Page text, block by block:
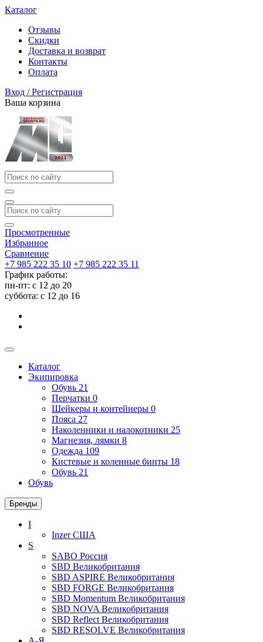
Каталог
Отзывы
Скидки
Доставка и возврат
Контакты
Оплата
Вход / Регистрация
Ваша корзина
Просмотренные
Избранное
Сравнение
+7 985 222 35 10 +7 985 222 35 11
График работы:
пн-пт: с 12 до 20
суббота: c 12 до 16
Каталог
Экипировка
Обувь 21
Перчатки 0
Шейкеры и контейнеры 0
Пояса 27
Наколенники и налокотники 25
Магнезия, лямки 8
Одежда 109
Кистевые и коленные бинты 18
Обувь 21
Обувь
Бренды
I
InzerСША
S
SABO Россия
SBD Великобритания
SBD ASPIRE Великобритания
SBD FORGE Великобритания
SBD Momentum Великобритания
SBD NOVA Великобритания
SBD Reflect Великобритания
SBD RESOLVE Великобритания